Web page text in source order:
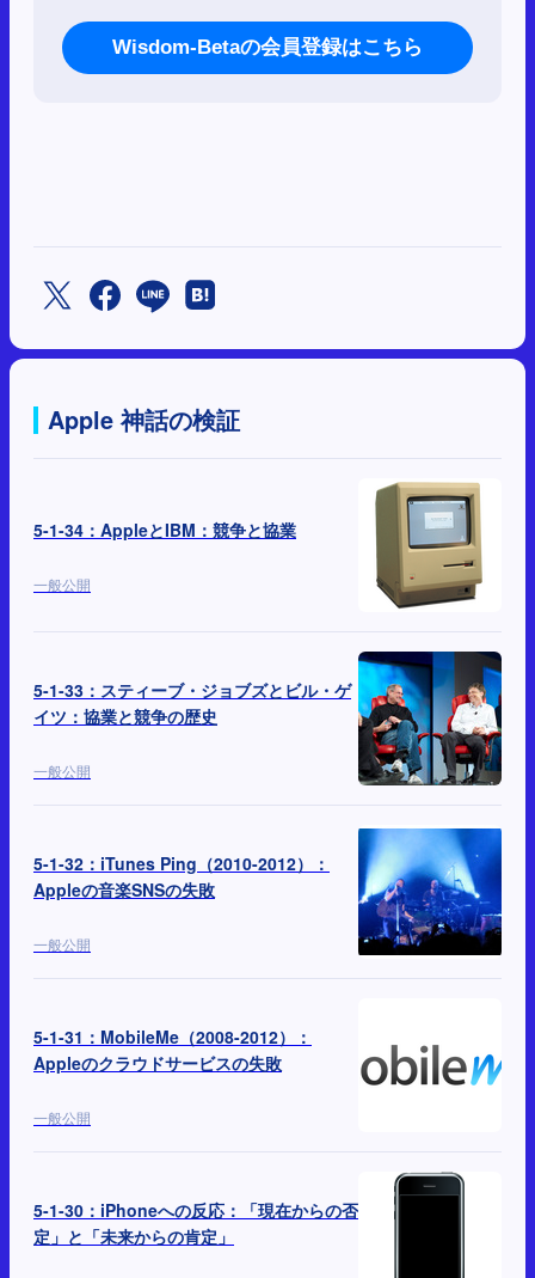
Wisdom-Betaの会員登録はこちら
Apple 神話の検証
5-1-34：AppleとIBM：競争と協業
一般公開
5-1-33：スティーブ・ジョブズとビル・ゲ
イツ：協業と競争の歴史
一般公開
5-1-32：iTunes Ping（2010-2012）：
Appleの音楽SNSの失敗
一般公開
5-1-31：MobileMe（2008-2012）：
Appleのクラウドサービスの失敗
一般公開
5-1-30：iPhoneへの反応：「現在からの否
定」と「未来からの肯定」